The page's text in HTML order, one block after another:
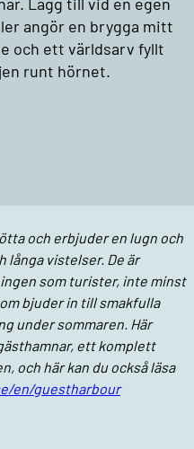
angör en brygga mitt
och ett världsarv fyllt
runt hörnet.
och erbjuder en lugn och
långa vistelser. De är
som turister, inte minst
bjuder in till smakfulla
under sommaren. Här
ett komplett
och här kan du också läsa
en/guestharbour